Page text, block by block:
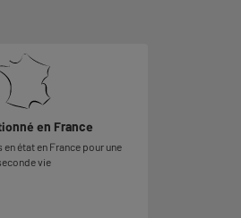
en France
en état en France pour une
vie